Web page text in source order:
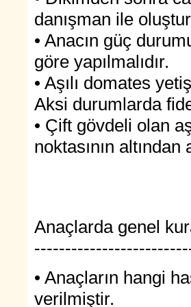
danışman ile
• Anacın güç
göre yapılmalıdır.
• Aşılı domates
Aksi durumlarda
• Çift gövdeli olan
noktasının
Anaçlarda genel
• Anaçların hangi
verilmiştir.